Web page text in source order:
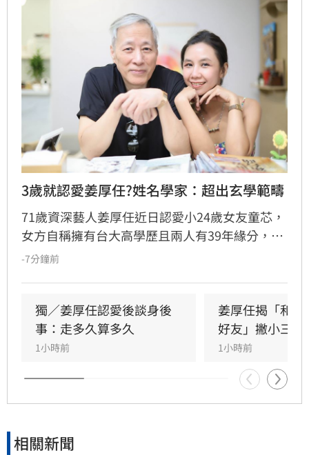
3歲就認愛姜厚任?姓名學家：超出玄學範疇
71歲資深藝人姜厚任近日認愛小24歲女友童芯，
女方自稱擁有台大高學歷且兩人有39年緣分，引
發熱議。隨後女方過往背景遭網友起底，包括多
恐有違反姓名條例疑慮，且其自稱三歲即認定對
方為老公的說法邏輯矛盾。吳睿穎直言，這段戀
情的人設背景過於離奇，已完全超出玄學範疇，
引發各界對女方真實動機的廣泛討論，這段戀情
也因此成為近期演藝圈備受矚目的焦點話題。
-7分鐘前
獨／姜厚任認愛後談身後
事：走多久算多久
1小時前
姜厚任揭「和
好友」撇小三傳
1小時前
相關新聞